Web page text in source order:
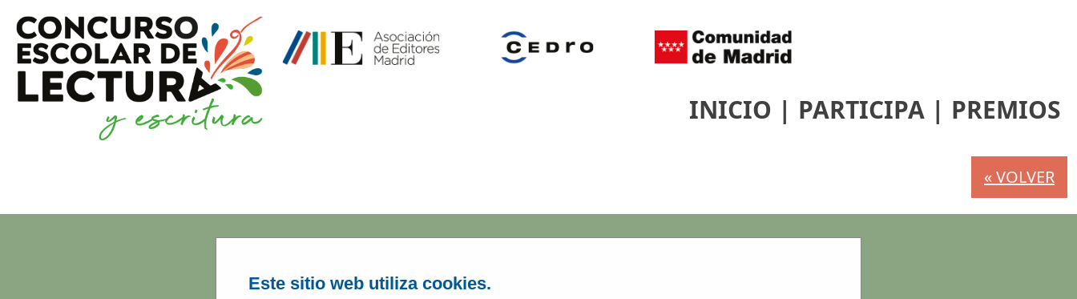
INICIO | PARTICIPA | PREMIOS
« VOLVER
Este sitio web utiliza cookies.